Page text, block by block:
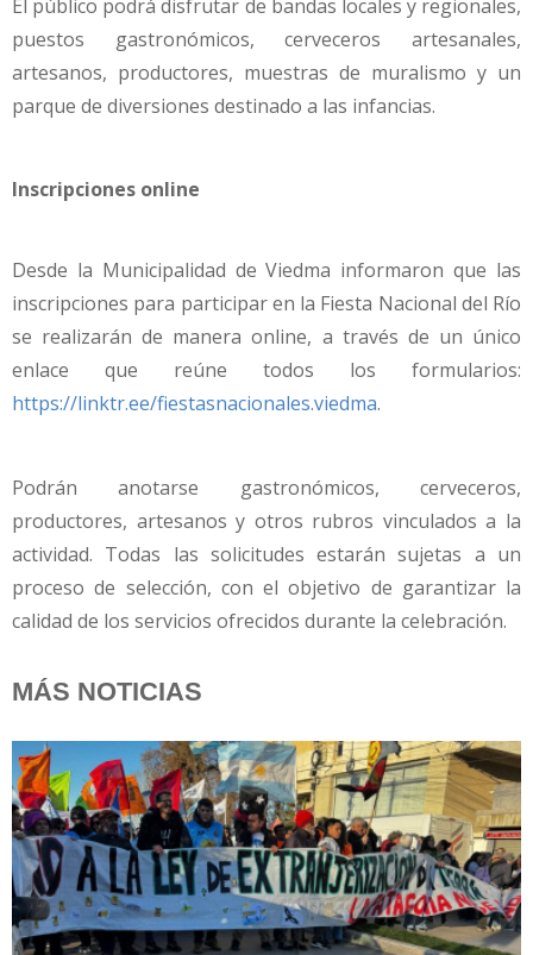
El público podrá disfrutar de bandas locales y regionales,
puestos gastronómicos, cerveceros artesanales,
artesanos, productores, muestras de muralismo y un
parque de diversiones destinado a las infancias.
Inscripciones online
Desde la Municipalidad de Viedma informaron que las
inscripciones para participar en la Fiesta Nacional del Río
se realizarán de manera online, a través de un único
enlace que reúne todos los formularios:
https://linktr.ee/fiestasnacionales.viedma.
Podrán anotarse gastronómicos, cerveceros,
productores, artesanos y otros rubros vinculados a la
actividad. Todas las solicitudes estarán sujetas a un
proceso de selección, con el objetivo de garantizar la
calidad de los servicios ofrecidos durante la celebración.
MÁS NOTICIAS